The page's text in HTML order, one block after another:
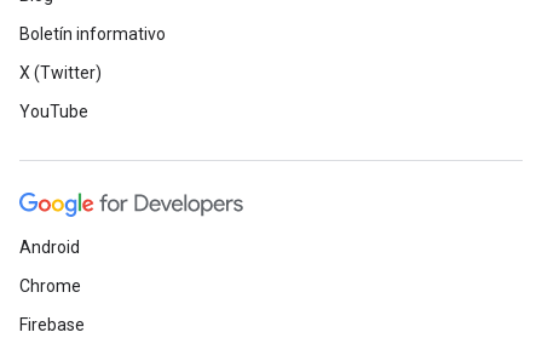
Boletín informativo
X (Twitter)
YouTube
Android
Chrome
Firebase